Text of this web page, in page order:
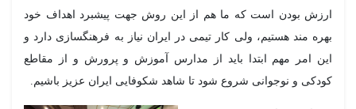
بودن است که ما هم از این روش جهت پیشبرد اهداف خود
مند هستیم، ولی کار تیمی در ایران نیاز به فرهنگسازی دارد و
امر مهم ابتدا باید از مدارس آموزش و پرورش و از مقاطع
و نوجوانی شروع شود تا شاهد شکوفایی ایران عزیز باشیم.